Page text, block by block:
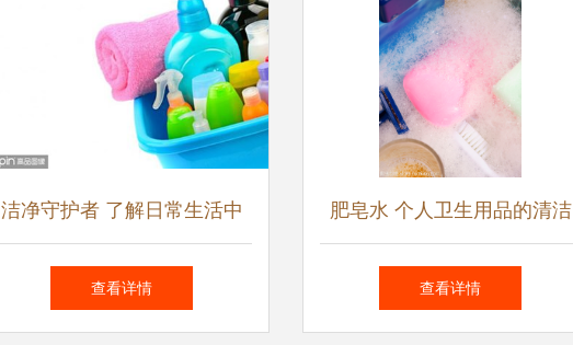
洁净守护者 了解日常生活中
的洗涤与个人卫生用品
查看详情
肥皂水 个人卫生用品的清洁
误区与正确使用指南
查看详情